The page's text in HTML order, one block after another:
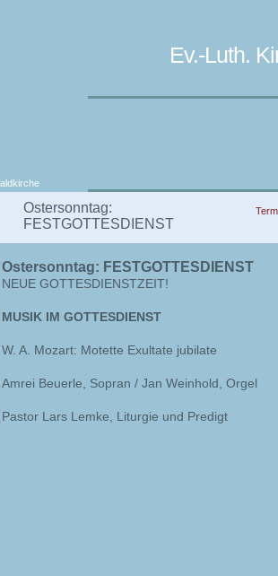
Ev.-Luth.
Ostersonntag:
FESTGOTTESDIENST
Ostersonntag: FESTGOTTESDIENST
NEUE GOTTESDIENSTZEIT!
MUSIK IM GOTTESDIENST
W. A. Mozart: Motette Exultate jubilate
Amrei Beuerle, Sopran / Jan Weinhold, Orgel
Pastor Lars Lemke, Liturgie und Predigt